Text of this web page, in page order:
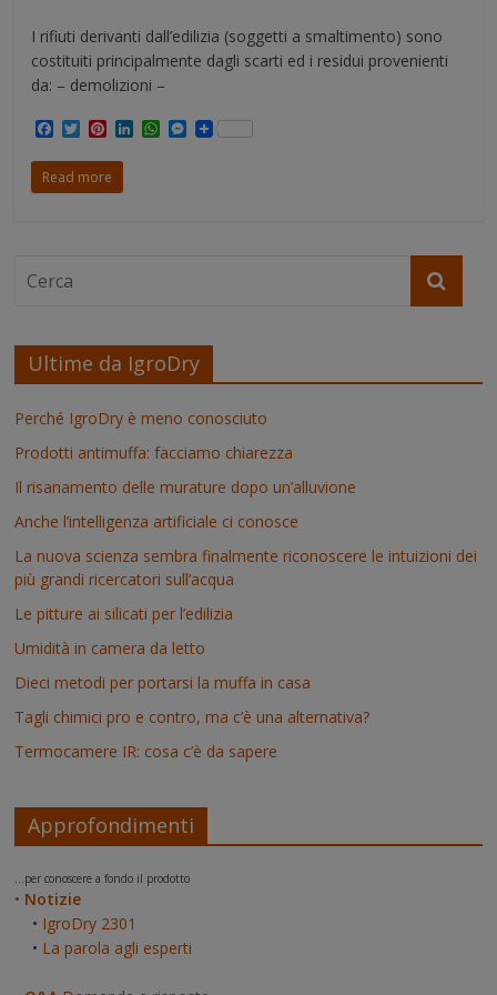
I rifiuti derivanti dall’edilizia (soggetti a smaltimento) sono
costituiti principalmente dagli scarti ed i residui provenienti
da: – demolizioni –
F
c
e
b
T
i
t
t
P
n
t
e
L W M
Read more
Ultime da IgroDry
Perché IgroDry è meno conosciuto
Prodotti antimuffa: facciamo chiarezza
Il risanamento delle murature dopo un’alluvione
Anche l’intelligenza artificiale ci conosce
La nuova scienza sembra finalmente riconoscere le intuizioni dei
più grandi ricercatori sull’acqua
Le pitture ai silicati per l’edilizia
Umidità in camera da letto
Dieci metodi per portarsi la muffa in casa
Tagli chimici pro e contro, ma c’è una alternativa?
Termocamere IR: cosa c’è da sapere
Approfondimenti
...per conoscere a fondo il prodotto
• Notizie
• IgroDry 2301
• La parola agli esperti